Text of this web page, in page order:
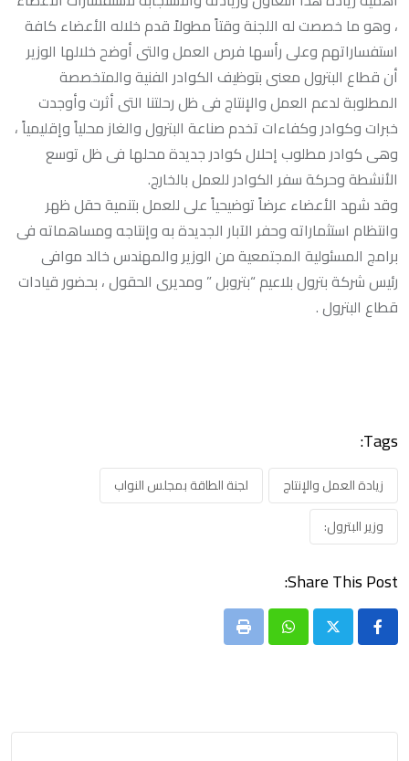
، وهو ما خصصت له اللجنة وقتاً مطولاً قدم خلاله الأعضاء كافة
استفساراتهم وعلى رأسها فرص العمل والتى أوضح خلالها الوزير
أن قطاع البترول معنى بتوظيف الكوادر الفنية والمتخصصة
المطلوبة لدعم العمل والإنتاج فى ظل رحلتنا التى أثرت وأوجدت
خبرات وكوادر وكفاءات تخدم صناعة البترول والغاز محلياً وإقليمياً ،
وهى كوادر مطلوب إحلال كوادر جديدة محلها فى ظل توسع
الأنشطة وحركة سفر الكوادر للعمل بالخارج.
وقد شهد الأعضاء عرضاً توضيحياً على للعمل بتنمية حقل ظهر
وانتظام استثماراته وحفر الآبار الجديدة به وإنتاجه ومساهماته فى
برامج المسئولية المجتمعية من الوزير والمهندس خالد موافى
رئيس شركة بترول بلاعيم “بتروبل ” ومديرى الحقول ، بحضور قيادات
قطاع البترول .
Tags:
زيادة العمل والإنتاج
لجنة الطاقة بمجلس النواب
وزير البترول:
Share This Post:
Whatsapp
Print